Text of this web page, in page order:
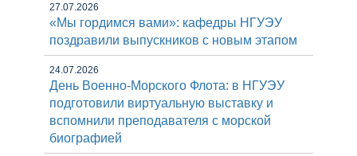
27.07.2026
«Мы гордимся вами»: кафедры НГУЭУ
поздравили выпускников с новым этапом
24.07.2026
День Военно-Морского Флота: в НГУЭУ
подготовили виртуальную выставку и
вспомнили преподавателя с морской
биографией